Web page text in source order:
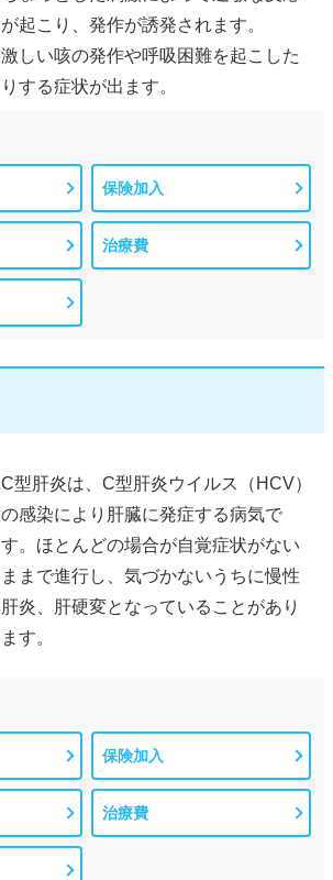
が起こり、発作が誘発されます。
激しい咳の発作や呼吸困難を起こした
りする症状が出ます。
保険加入
治療費
C型肝炎は、C型肝炎ウイルス（HCV）
の感染により肝臓に発症する病気で
す。ほとんどの場合が自覚症状がない
ままで進行し、気づかないうちに慢性
肝炎、肝硬変となっていることがあり
ます。
保険加入
治療費